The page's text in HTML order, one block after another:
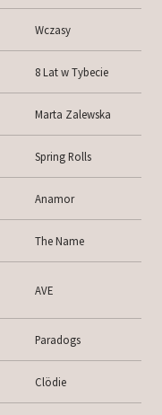
Wczasy
8 Lat w Tybecie
Marta Zalewska
Spring Rolls
Anamor
The Name
AVE
Paradogs
Clödie